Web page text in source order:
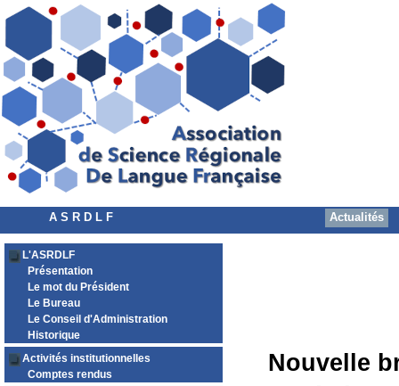
A S R D L F Actualités
L'ASRDLF
Présentation
Le mot du Président
Le Bureau
Le Conseil d'Administration
Historique
Activités institutionnelles
Comptes rendus
Nouvelle